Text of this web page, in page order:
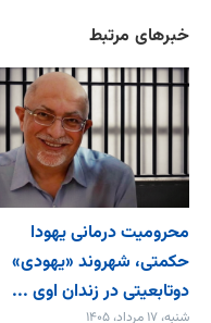
خبرهای مرتبط
محرومیت درمانی یهودا
حکمتی، شهروند «یهودی»
دوتابعیتی در زندان اوی ...
شنبه، ۱۷ مرداد، ۱۴۰۵